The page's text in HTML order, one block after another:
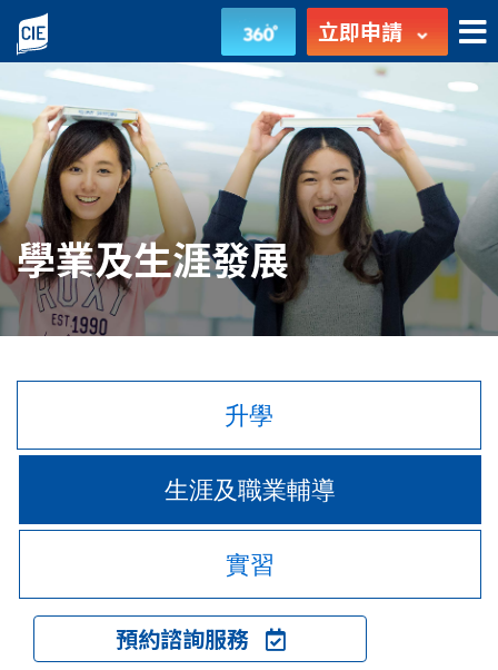
學
業
及
生
涯
發
展
生
國
立即申請
學業及生涯發展
升學
生涯及職業輔導
實習
預約諮詢服務